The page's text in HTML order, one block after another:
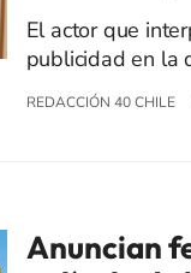
El actor que
publicidad en la
REDACCIÓN 40 CHILE
Anuncian